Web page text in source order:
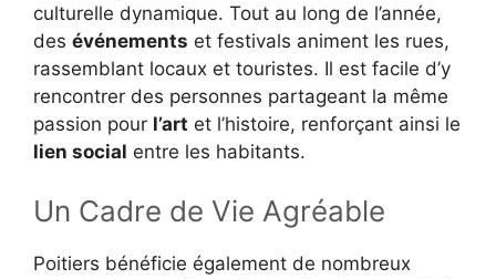
culturelle dynamique. Tout au long de l’année,
des événements et festivals animent les rues,
rassemblant locaux et touristes. Il est facile d’y
rencontrer des personnes partageant la même
passion pour l’art et l’histoire, renforçant ainsi le
lien social entre les habitants.
Un Cadre de Vie Agréable
Poitiers bénéficie également de nombreux